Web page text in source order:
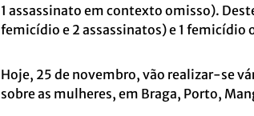
1 assassinato em contexto omisso).
femicídio e 2 assassinatos) e 1 femicídio
Hoje, 25 de novembro, vão realizar-se
sobre as mulheres, em Braga, Porto,